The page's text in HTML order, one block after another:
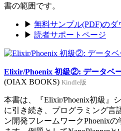
書の範囲です。
▶ 無料サンプル(PDF)のダ
▶ 読者サポートページ
Elixir/Phoenix 初級②: データベ
(OIAX BOOKS) Kindle版
本書は、『Elixir/Phoenix初級』
に引き続き、プログラミング言
ン開発フレームワークPhoenix